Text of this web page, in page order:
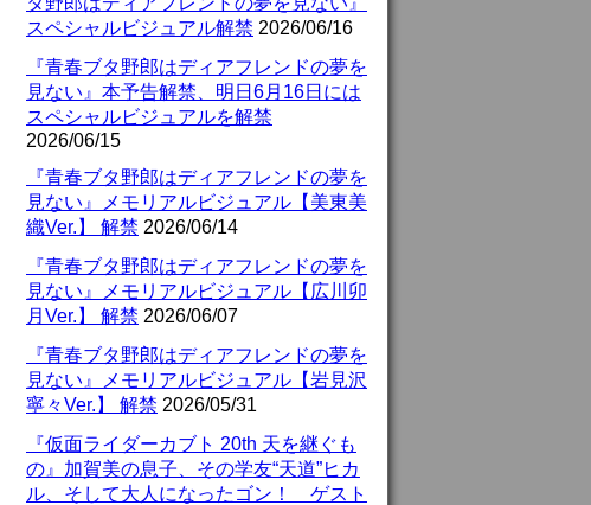
スペシャルビジュアル解禁 2026/06/16
『青春ブタ野郎はディアフレンドの夢を
見ない』本予告解禁、明日6月16日には
スペシャルビジュアルを解禁
2026/06/15
『青春ブタ野郎はディアフレンドの夢を
見ない』メモリアルビジュアル【美東美
織Ver.】 解禁 2026/06/14
『青春ブタ野郎はディアフレンドの夢を
見ない』メモリアルビジュアル【広川卯
月Ver.】 解禁 2026/06/07
『青春ブタ野郎はディアフレンドの夢を
見ない』メモリアルビジュアル【岩見沢
寧々Ver.】 解禁 2026/05/31
『仮面ライダーカブト 20th 天を継ぐも
の』加賀美の息子、その学友“天道”ヒカ
ル、そして大人になったゴン！ ゲスト